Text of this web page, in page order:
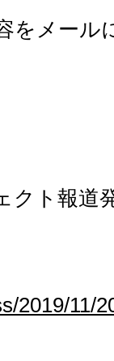
をメール
ト報道
2019/11/